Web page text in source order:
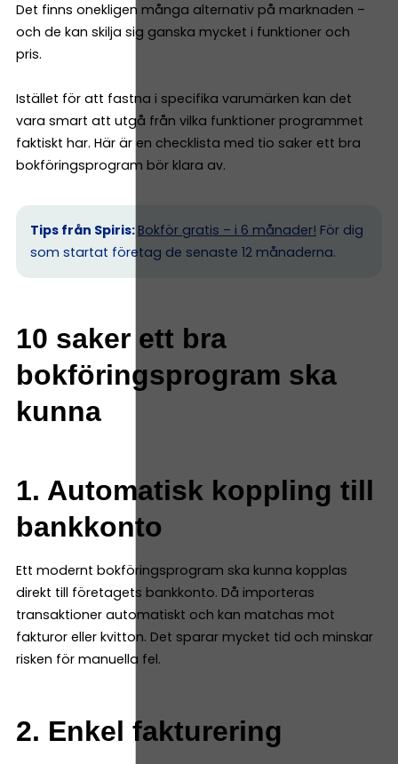
Det finns onekligen många alternativ på marknaden –
och de kan skilja sig ganska mycket i funktioner och
pris.
Istället för att fastna i specifika varumärken kan det
vara smart att utgå från vilka funktioner programmet
faktiskt har. Här är en checklista med tio saker ett bra
bokföringsprogram bör klara av.
Tips från Spiris: Bokför gratis – i 6 månader! För dig
som startat företag de senaste 12 månaderna.
10 saker ett bra
bokföringsprogram ska
kunna
1. Automatisk koppling till
bankkonto
Ett modernt bokföringsprogram ska kunna kopplas
direkt till företagets bankkonto. Då importeras
transaktioner automatiskt och kan matchas mot
fakturor eller kvitton. Det sparar mycket tid och minskar
risken för manuella fel.
2. Enkel fakturering